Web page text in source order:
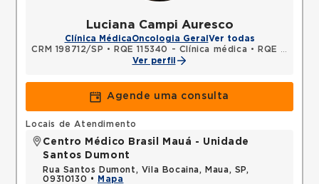
Luciana Campi Auresco
Clínica MédicaOncologia Geral Ver todas
CRM 198712/SP • RQE 115340 - Clínica médica •
RQE 141699 - Oncologia clínica
Ver perfil
Agende uma consulta
Locais de Atendimento
Centro Médico Brasil Mauá - Unidade
Santos Dumont
Rua Santos Dumont, Vila Bocaina, Maua, SP,
09310130 •
Mapa